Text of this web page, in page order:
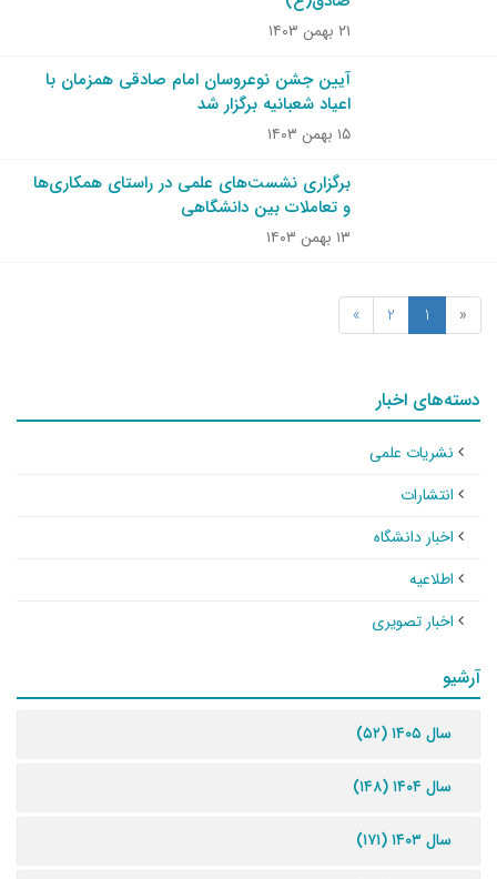
۲۱ بهمن ۱۴۰۳
آیین جشن نوعروسان امام صادقی همزمان با
اعیاد شعبانیه برگزار شد
۱۵ بهمن ۱۴۰۳
برگزاری نشست‌های علمی در راستای همکاری‌ها
و تعاملات بین دانشگاهی
۱۳ بهمن ۱۴۰۳
«
1
2
»
دسته‌های اخبار
نشریات علمی
انتشارات
اخبار دانشگاه
اطلاعیه
اخبار تصویری
آرشیو
سال ۱۴۰۵ (۵۲)
سال ۱۴۰۴ (۱۴۸)
سال ۱۴۰۳ (۱۷۱)